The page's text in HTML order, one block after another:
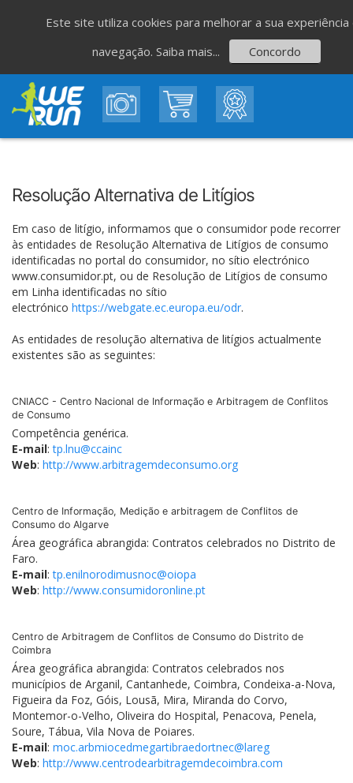
Resolução Alternativa de Litígios
Em caso de litígio, informamos que o consumidor pode recorrer
às entidades de Resolução Alternativa de Litígios de consumo
identificadas no portal do consumidor, no sítio electrónico
www.consumidor.pt, ou de Resolução de Litígios de consumo
em Linha identificadas no sítio
electrónico https://webgate.ec.europa.eu/odr.
As entidades de resolução alternativa de litígios actualmente
existentes são as seguintes:
CNIACC - Centro Nacional de Informação e Arbitragem de Conflitos
de Consumo
Competência genérica.
E-mail:tp.lnu@ccainc
Web: http://www.arbitragemdeconsumo.org
Centro de Informação, Medição e arbitragem de Conflitos de
Consumo do Algarve
Área geográfica abrangida: Contratos celebrados no Distrito de
Faro.
E-mail:tp.enilnorodimusnoc@oiopa
Web: http://www.consumidoronline.pt
Centro de Arbitragem de Conflitos de Consumo do Distrito de
Coimbra
Área geográfica abrangida: Contratos celebrados nos
municípios de Arganil, Cantanhede, Coimbra, Condeixa-a-Nova,
Figueira da Foz, Góis, Lousã, Mira, Miranda do Corvo,
Montemor-o-Velho, Oliveira do Hospital, Penacova, Penela,
Soure, Tábua, Vila Nova de Poiares.
E-mail: moc.arbmiocedmegartibraedortnec@lareg
Web: http://www.centrodearbitragemdecoimbra.com
Este site utiliza cookies para melhorar a sua experiência
navegação. Saiba mais... Concordo